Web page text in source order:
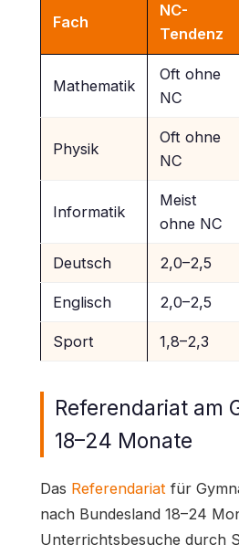
Fach
NC-
Tendenz
Mathematik
Oft ohne
NC
Physik
Oft ohne
NC
Informatik
Meist
ohne NC
Deutsch 2,0–2,5
Englisch 2,0–2,5
Sport 1,8–2,3
Referendariat am
18–24 Monate
Das Referendariat für
nach Bundesland 18–24
Unterrichtsbesuche durch